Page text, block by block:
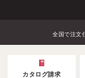
全国で注文
カタログ請求